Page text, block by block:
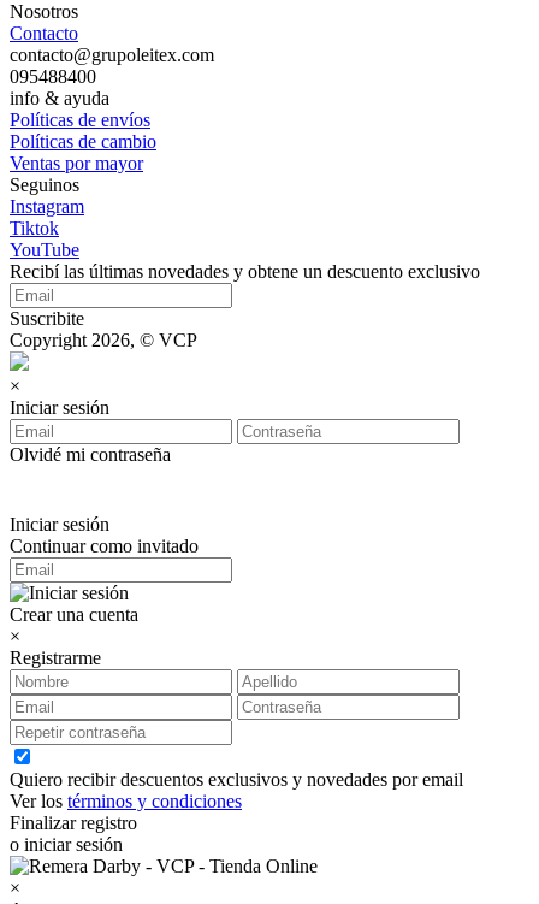
Nosotros
Contacto
contacto@grupoleitex.com
095488400
info & ayuda
Políticas de envíos
Políticas de cambio
Ventas por mayor
Seguinos
Instagram
Tiktok
YouTube
Recibí las últimas novedades y obtene un descuento exclusivo
Suscribite
Copyright 2026, © VCP
×
Iniciar sesión
Olvidé mi contraseña
Iniciar sesión
Continuar como invitado
Crear una cuenta
×
Registrarme
Quiero recibir descuentos exclusivos y novedades por email
Ver los términos y condiciones
Finalizar registro
o iniciar sesión
×